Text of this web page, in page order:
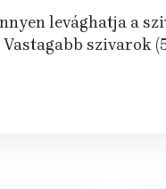
levághatja a
szivarok